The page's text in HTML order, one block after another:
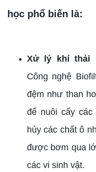
học phổ biến là:
Xử lý khí thải
Công nghệ
đệm như than
để nuôi cấy
hủy các chất ô
được bơm qua
các vi sinh vật.